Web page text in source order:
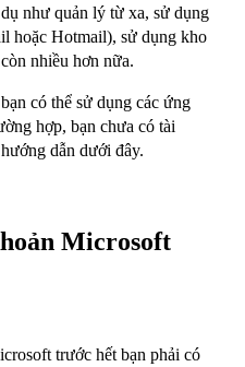
như quản lý từ xa, sử dụng
hoặc Hotmail), sử dụng kho
nhiều hơn nữa.
có thể sử dụng các ứng
hợp, bạn chưa có tài
dẫn dưới đây.
Microsoft
trước hết bạn phải có